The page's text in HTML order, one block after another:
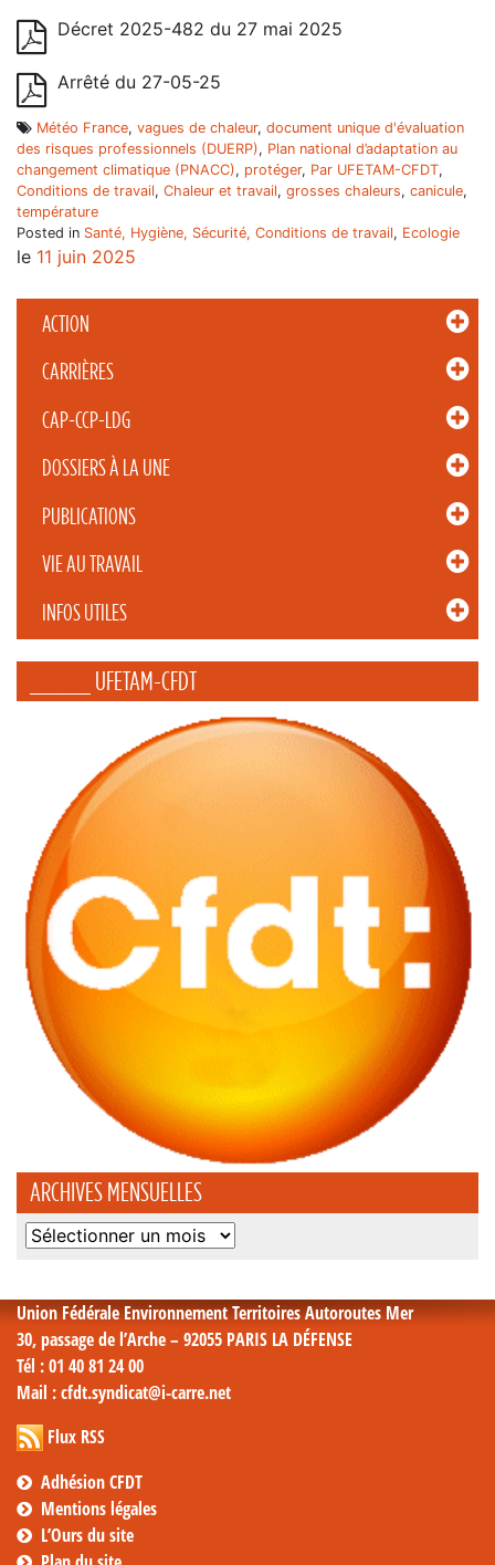
ACTION
CARRIÈRES
CAP-CCP-LDG
DOSSIERS À LA UNE
PUBLICATIONS
VIE AU TRAVAIL
INFOS UTILES
_____ UFETAM-CFDT
ARCHIVES MENSUELLES
Archives
Décret 2025-482 du 27 mai 2025
Arrêté du 27-05-25
Météo France, vagues de chaleur, document unique d'évaluation
des risques professionnels (DUERP), Plan national d’adaptation au
changement climatique (PNACC), protéger, Par UFETAM-CFDT,
Conditions de travail, Chaleur et travail, grosses chaleurs, canicule,
température
Posted in Santé, Hygiène, Sécurité, Conditions de travail, Ecologie
le 11 juin 2025
Union Fédérale Environnement Territoires Autoroutes Mer
30, passage de l’Arche – 92055 PARIS LA DÉFENSE
Tél : 01 40 81 24 00
Mail : cfdt.syndicat@i-carre.net
Flux RSS
Adhésion CFDT
Mentions légales
L’Ours du site